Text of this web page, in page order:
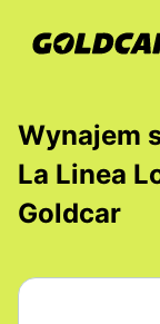
Wynajem
La Linea
Goldcar